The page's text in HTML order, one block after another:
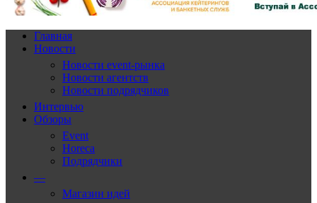
Главная
Новости
Новости event-рынка
Новости агентств
Новости подрядчиков
Интервью
Обзоры
Event
Horeca
Подрядчики
—
Магазин идей